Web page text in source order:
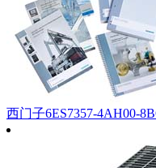
西门子6ES7357-4AH00-